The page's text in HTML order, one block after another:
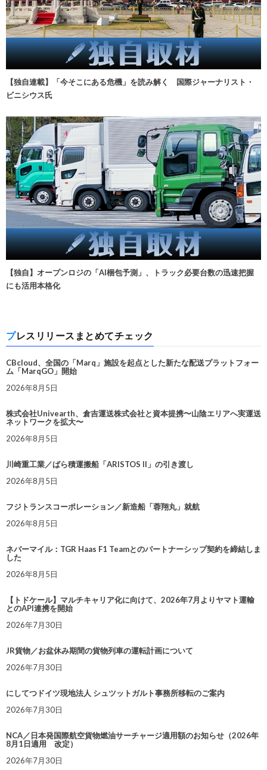
【独自連載】「今そこにある危機」を読み解く 国際ジャーナリスト・
ビニシウス氏
【独自】オープンロジの「AI梱包予測」、トラック必要台数の迅速把握
にも活用本格化
プレスリリースまとめてチェック
CBcloud、全国の「Marq」施設を起点とした新たな配送プラットフォー
ム「MarqGO」開始
2026年8月5日
株式会社Univearth、倉吉運送株式会社と資本提携〜山陰エリアへ実運送
ネットワークを拡大〜
2026年8月5日
川崎重工業／ばら積運搬船「ARISTOS II」の引き渡し
2026年8月5日
フジトランスコーポレーション／新造船「蓉翔丸」就航
2026年8月5日
ネバーマイル：TGR Haas F1 Teamとのパートナーシップ契約を締結しま
した
2026年8月5日
【トドケール】マルチキャリア化に向けて、2026年7月よりヤマト運輸
とのAPI連携を開始
2026年7月30日
JR貨物／お盆休み期間の貨物列車の運転計画について
2026年7月30日
にしてつドイツ現地法人 シュツットガルト事務所移転のご案内
2026年7月30日
NCA／日本発国際航空貨物燃油サーチャージ適用額のお知らせ（2026年
8月1日適用 改定）
2026年7月30日